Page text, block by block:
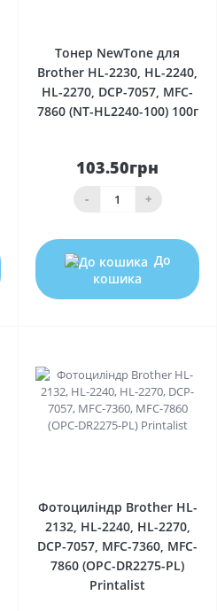
Тонер NewTone для
Brother HL-2230, HL-2240,
HL-2270, DCP-7057, MFC-
7860 (NT-HL2240-100) 100г
103.50грн
- +
До
кошика
Фотоциліндр Brother HL-
2132, HL-2240, HL-2270,
DCP-7057, MFC-7360, MFC-
7860 (OPC-DR2275-PL)
Printalist